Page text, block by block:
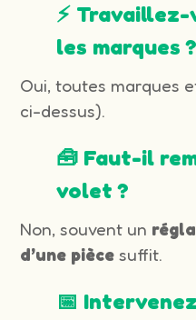
⚡
les marques ?
Oui, toutes marques
ci-dessus).
🧰 Faut-il
volet ?
Non, souvent un
d’une pièce suffit.
📅